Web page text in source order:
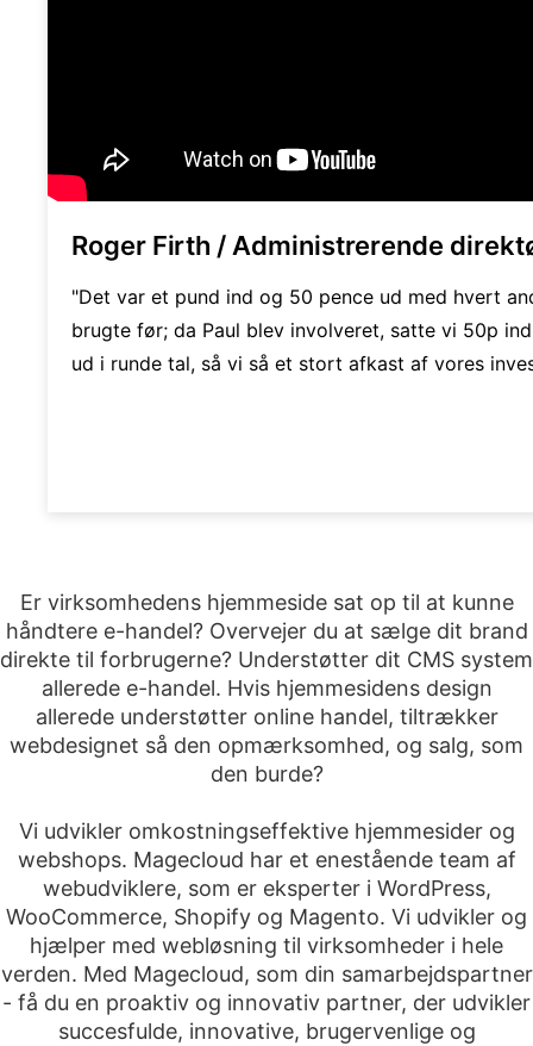
Roger Firth / Administrerende
"Det var et pund ind og 50 pence ud med hvert
brugte før; da Paul blev involveret, satte vi 50p
ud i runde tal, så vi så et stort afkast af vores
Er virksomhedens hjemmeside sat op til at kunne
håndtere e-handel? Overvejer du at sælge dit brand
direkte til forbrugerne? Understøtter dit CMS system
allerede e-handel. Hvis hjemmesidens design
allerede understøtter online handel, tiltrækker
webdesignet så den opmærksomhed, og salg, som
den burde?
Vi udvikler omkostningseffektive hjemmesider og
webshops. Magecloud har et enestående team af
webudviklere, som er eksperter i WordPress,
WooCommerce, Shopify og Magento. Vi udvikler og
hjælper med webløsning til virksomheder i hele
verden. Med Magecloud, som din samarbejdspartner
- få du en proaktiv og innovativ partner, der udvikler
succesfulde, innovative, brugervenlige og